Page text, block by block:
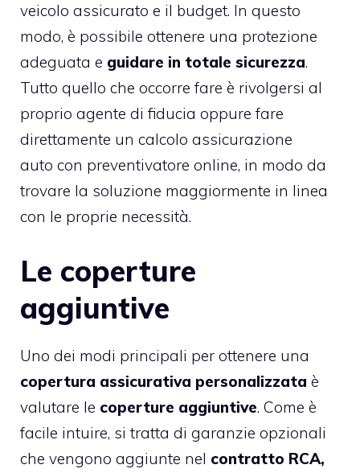
veicolo assicurato e il budget. In questo
modo, è possibile ottenere una protezione
adeguata e guidare in totale sicurezza.
Tutto quello che occorre fare è rivolgersi al
proprio agente di fiducia oppure fare
direttamente un calcolo assicurazione
auto con preventivatore online, in modo da
trovare la soluzione maggiormente in linea
con le proprie necessità.
Le coperture
aggiuntive
Uno dei modi principali per ottenere una
copertura assicurativa personalizzata è
valutare le coperture aggiuntive. Come è
facile intuire, si tratta di garanzie opzionali
che vengono aggiunte nel contratto RCA,